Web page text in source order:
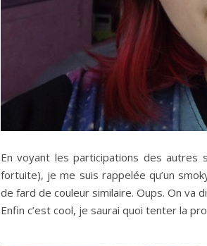
En voyant les participations des
fortuite), je me suis rappelée qu’un
de fard de couleur similaire. Oups. On va
Enfin c’est cool, je saurai quoi tenter la